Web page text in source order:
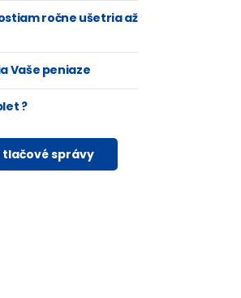
ročne ušetria až
Vaše peniaze
?
správy